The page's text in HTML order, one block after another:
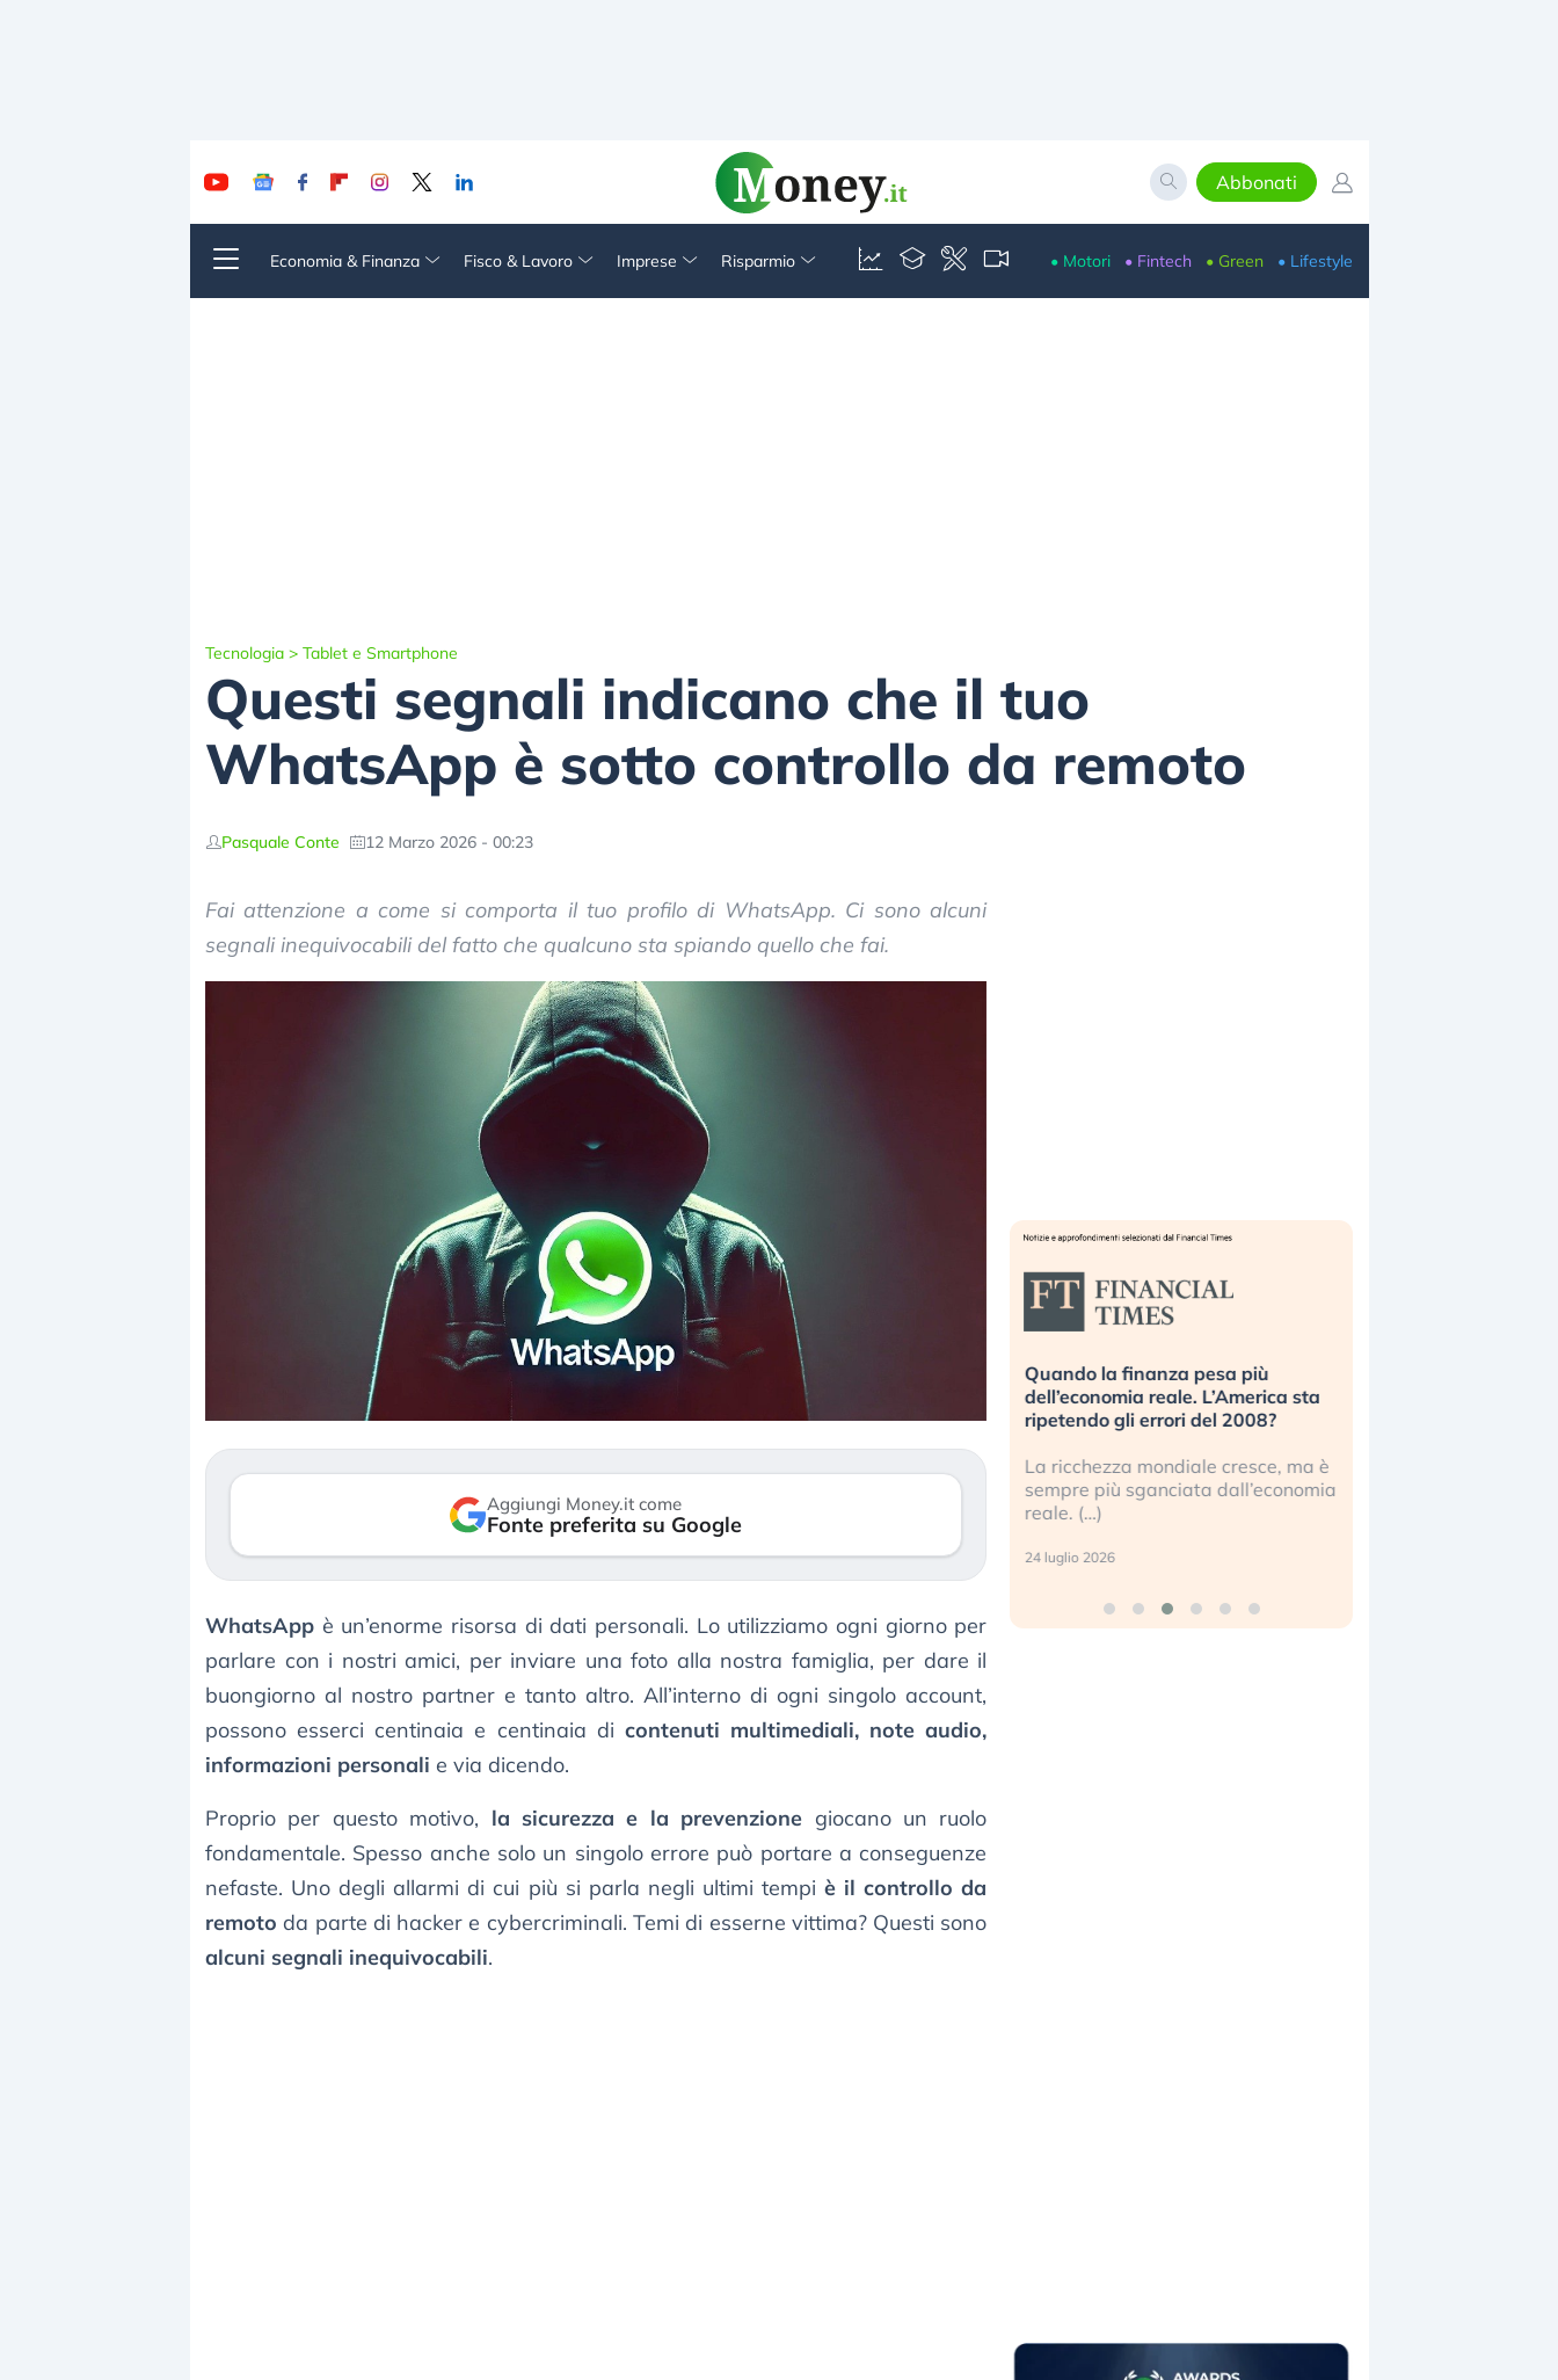
Abbonati
Economia & Finanza Fisco & Lavoro Imprese Risparmio • Motori • Fintech • Green • Lifestyle
Tecnologia > Tablet e Smartphone
Questi segnali indicano che il tuo
WhatsApp è sotto controllo da remoto
Pasquale Conte 12 Marzo 2026 - 00:23
Fai attenzione a come si comporta il tuo profilo di WhatsApp. Ci sono alcuni
segnali inequivocabili del fatto che qualcuno sta spiando quello che fai.
Aggiungi Money.it come
Fonte preferita su Google
WhatsApp è un’enorme risorsa di dati personali. Lo utilizziamo ogni giorno per
parlare con i nostri amici, per inviare una foto alla nostra famiglia, per dare il
buongiorno al nostro partner e tanto altro. All’interno di ogni singolo account,
possono esserci centinaia e centinaia di contenuti multimediali, note audio,
informazioni personali e via dicendo.
Proprio per questo motivo, la sicurezza e la prevenzione giocano un ruolo
fondamentale. Spesso anche solo un singolo errore può portare a conseguenze
nefaste. Uno degli allarmi di cui più si parla negli ultimi tempiè il controllo da
remoto da parte di hacker e cybercriminali. Temi di esserne vittima? Questi sono
alcuni segnali inequivocabili.
Dalle valutazioni estreme alla
correzione. Cosa sta guidando il
repricing degli asset?
3 agosto 2026
«La mia vita è rovinata». Investitori
in preda al panico dopo lo scoppio
della bolla AI
Kospi, mentre gli investitori retail (…)
30 luglio 2026
Quando la finanza pesa più
dell’economia reale. L’America sta
ripetendo gli errori del 2008?
La ricchezza mondiale cresce, ma è
sempre più sganciata dall’economia
reale. (…)
24 luglio 2026